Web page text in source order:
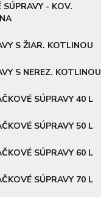
SÚPRAVY - KOV.
S ŽIAR. KOTLINOU
S NEREZ. KOTLINOU
SÚPRAVY 40 L
SÚPRAVY 50 L
SÚPRAVY 60 L
SÚPRAVY 70 L